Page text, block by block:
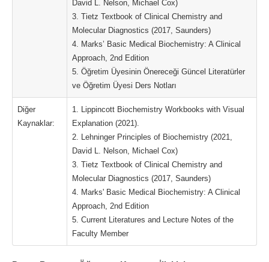
David L. Nelson, Michael Cox)
3. Tietz Textbook of Clinical Chemistry and
Molecular Diagnostics (2017, Saunders)
4. Marks’ Basic Medical Biochemistry: A Clinical
Approach, 2nd Edition
5. Öğretim Üyesinin Önereceği Güncel Literatürler
ve Öğretim Üyesi Ders Notları
Diğer
Kaynaklar:
1. Lippincott Biochemistry Workbooks with Visual
Explanation (2021).
2. Lehninger Principles of Biochemistry (2021,
David L. Nelson, Michael Cox)
3. Tietz Textbook of Clinical Chemistry and
Molecular Diagnostics (2017, Saunders)
4. Marks' Basic Medical Biochemistry: A Clinical
Approach, 2nd Edition
5. Current Literatures and Lecture Notes of the
Faculty Member